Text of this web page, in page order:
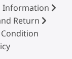
Information
Return